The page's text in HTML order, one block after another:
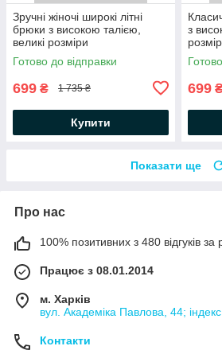
Зручні жіночі широкі літні
брюки з високою талією,
великі розміри
Готово до відправки
699 ₴ 1 735 ₴
Купити
з
699
Показати ще
Про нас
100% позитивних з 480 відгуків за
Працює з 08.01.2014
м. Харків
вул. Академіка Павлова, 44;
Контакти